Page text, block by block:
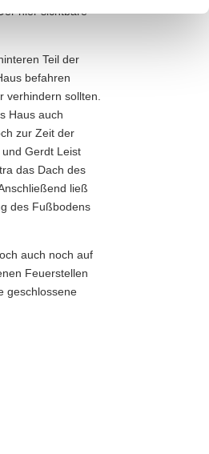
hier sichtbare
Teil der
befahren
verhindern sollten.
Haus auch
zur Zeit der
Gerdt Leist
das Dach des
ließ
des Fußbodens
auch noch auf
Feuerstellen
geschlossene